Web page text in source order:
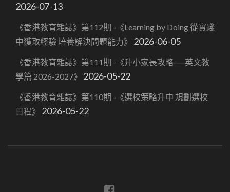
2026-07-13
《香港教育雜誌》第112期 -《Learning by Doing 從實踐
中獲取經驗 培養解決問題能力》
2026-06-05
《香港教育雜誌》第111期 -《升小家長攻略──英文教
學篇 2026-2027》
2026-05-22
《香港教育雜誌》第110期 -《選校策略升中 規劃選校
日程》
2026-05-22